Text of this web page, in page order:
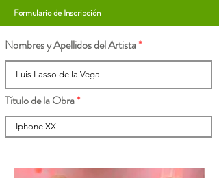
Formulario de Inscripción
Nombres y Apellidos del Artista
Título de la Obra